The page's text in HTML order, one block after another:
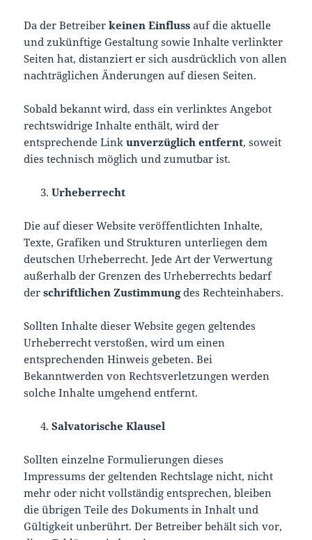
Da der Betreiberkeinen Einfluss auf die aktuelle
und zukünftige Gestaltung sowie Inhalte verlinkter
Seiten hat, distanziert er sich ausdrücklich von allen
nachträglichen Änderungen auf diesen Seiten.
Sobald bekannt wird, dass ein verlinktes Angebot
rechtswidrige Inhalte enthält, wird der
entsprechende Linkunverzüglich entfernt, soweit
dies technisch möglich und zumutbar ist.
Urheberrecht
Die auf dieser Website veröffentlichten Inhalte,
Texte, Grafiken und Strukturen unterliegen dem
deutschen Urheberrecht. Jede Art der Verwertung
außerhalb der Grenzen des Urheberrechts bedarf
derschriftlichen Zustimmungdes Rechteinhabers.
Sollten Inhalte dieser Website gegen geltendes
Urheberrecht verstoßen, wird um einen
entsprechenden Hinweis gebeten. Bei
Bekanntwerden von Rechtsverletzungen werden
solche Inhalte umgehend entfernt.
Salvatorische Klausel
Sollten einzelne Formulierungen dieses
Impressums der geltenden Rechtslage nicht, nicht
mehr oder nicht vollständig entsprechen, bleiben
die übrigen Teile des Dokuments in Inhalt und
Gültigkeit unberührt. Der Betreiber behält sich vor,